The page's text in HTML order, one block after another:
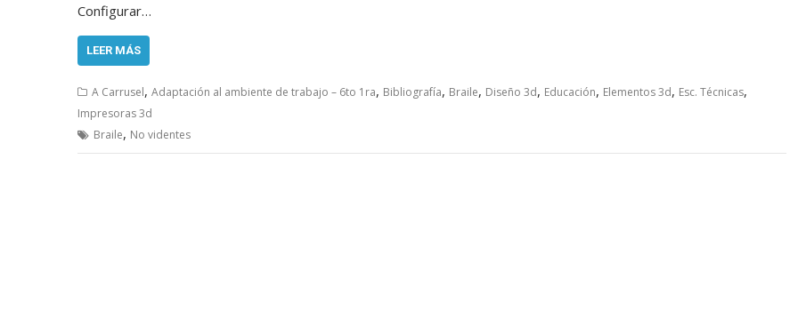
Configurar…
LEER MÁS
A Carrusel, Adaptación al ambiente de trabajo – 6to 1ra, Bibliografía, Braile, Diseño 3d, Educación, Elementos 3d, Esc. Técnicas,
Impresoras 3d
Braile, No videntes